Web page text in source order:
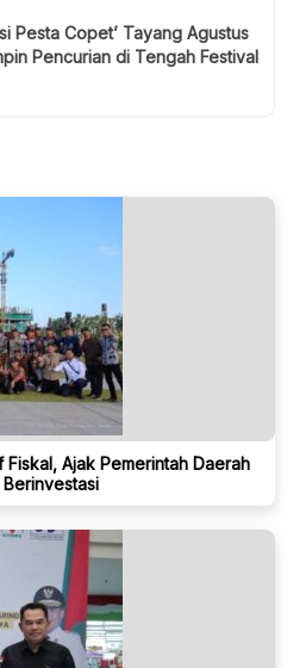
Pesta Copet’ Tayang Agustus
Pencurian di Tengah Festival
Ajak Pemerintah Daerah